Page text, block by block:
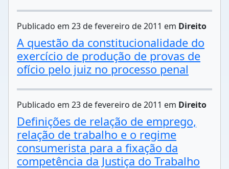
Publicado em 23 de fevereiro de 2011 em Direito
A questão da constitucionalidade do
exercício de produção de provas de
ofício pelo juiz no processo penal
Publicado em 23 de fevereiro de 2011 em Direito
Definições de relação de emprego,
relação de trabalho e o regime
consumerista para a fixação da
competência da Justiça do Trabalho